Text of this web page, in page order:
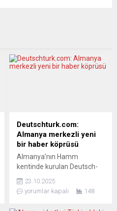
Deutschturk.com:
Almanya merkezli yeni
bir haber köprüsü
Almanya’nın Hamm
kentinde kurulan Deutsch-
önce yayın hayatına
başlayan bağımsız haber
23.10.2025
yorumlar kapalı
148